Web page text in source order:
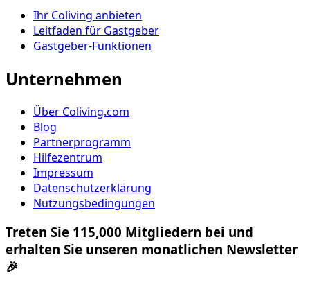
Ihr Coliving anbieten
Leitfaden für Gastgeber
Gastgeber-Funktionen
Unternehmen
Über Coliving.com
Blog
Partnerprogramm
Hilfezentrum
Impressum
Datenschutzerklärung
Nutzungsbedingungen
Treten Sie 115,000 Mitgliedern bei und
erhalten Sie unseren monatlichen Newsletter
🎉